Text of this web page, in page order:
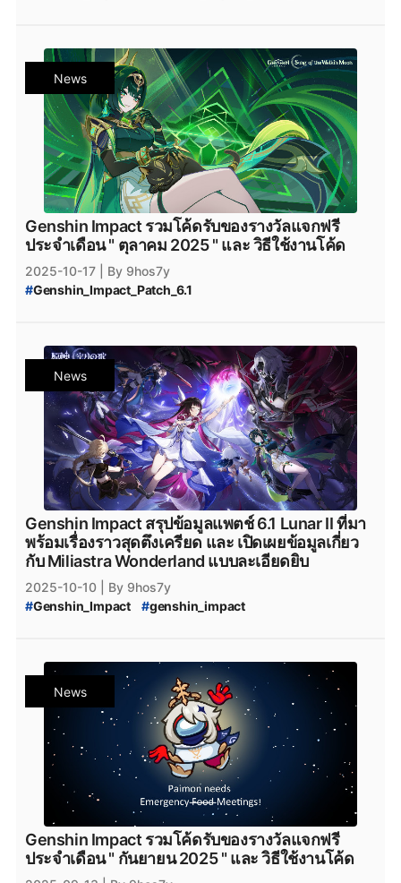
Genshin_Impact_Code_พฤศจิกายน_2025
Genshin_Impact_เพชรฟรี #โค้ดGenshinImpact
Primogemฟรี #GenshinImpactโค้ด #Nod-Krai
Genshin_Impact_Nod-Krai #GenshinImpactแจกโค้ด
genshinimpact #genshin_impact
Genshin_Impact_6.2 #Epicgamesstore #epicgame
Genshin_Impact_ดาวน์โหลด #ดาวน์โหลดเกมฟรี
Genshin_Impact_โหลด #Genshin_Impact_Durin
Genshin_Impact_iOS
Genshin_Impact_Android
#Genshin_Impact_Download #HoYoverse #HoYoPlay
News
Genshin Impact รวมโค้ดรับของรางวัลแจกฟรี
ประจำเดือน " ตุลาคม 2025 " และ วิธีใช้งานโค้ด
2025-10-17
| By 9hos7y
#Genshin_Impact_Patch_6.1
Genshin_Impact_Code_ตุลาคม_2025
Genshin_Impact_เพชรฟรี #โค้ดฟรี
โค้ดGenshinImpact #เพชรฟรี #Primogemฟรี
Moraฟรี #แจกไอเทมฟรี #GenshinImpactโค้ด
โค้ดเกมฟรี #GenshinImpactเพชรฟรี #แจกเพชรฟรี
Nod-Krai #Genshin_Impact_Nod-Krai
GenshinImpactแจกโค้ด #genshinimpact
genshin_impact #Genshin_Impact_6.1
Epicgamesstore #epicgame
#Genshin_Impact_ดาวน์โหลด #ดาวน์โหลดเกมฟรี
#Genshin_Impact_โหลด #Genshin_Impact_Nefer
#Genshin_Impact_iOS #Genshin_Impact_Android
#Genshin_Impact_Download #HoYoverse #HoYoPlay
News
Genshin Impact สรุปข้อมูลแพตช์ 6.1 Lunar II ที่มา
พร้อมเรื่องราวสุดตึงเครียด และ เปิดเผยข้อมูลเกี่ยว
กับ Miliastra Wonderland แบบละเอียดยิบ
2025-10-10
| By 9hos7y
#Genshin_Impact #genshin_impact
Genshin_Impact_version_6.1 #iOS #Android
HoYoplay #Epicgamesstore
Epic_Games_Store # PlayStation Xbox #
Nod-Krai
Genshin_Impact_Nod-Krai #Snezhnaya
Genshin_Impact_แพทช์ #Genshin_Impact_Update
Genshin_Impact_Miliastra_Wonderland
Miliastra_Wonderland #Nefer
Genshin_Impact_Nefer
News
Genshin Impact รวมโค้ดรับของรางวัลแจกฟรี
ประจำเดือน " กันยายน 2025 " และ วิธีใช้งานโค้ด